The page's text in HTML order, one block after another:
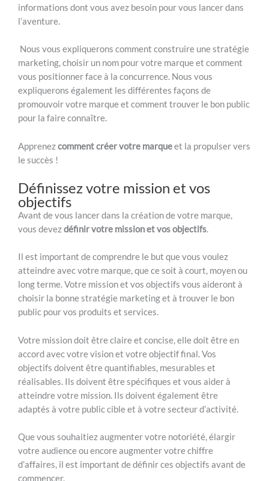
informations dont vous avez besoin pour vous lancer dans
l’aventure.
Nous vous expliquerons comment construire une stratégie
marketing, choisir un nom pour votre marque et comment
vous positionner face à la concurrence. Nous vous
expliquerons également les différentes façons de
promouvoir votre marque et comment trouver le bon public
pour la faire connaître.
Apprenezcomment créer votre marqueet la propulser vers
le succès !
Définissez votre mission et vos
objectifs
Avant de vous lancer dans la création de votre marque,
vous devezdéfinir votre mission et vos objectifs.
Il est important de comprendre le but que vous voulez
atteindre avec votre marque, que ce soit à court, moyen ou
long terme. Votre mission et vos objectifs vous aideront à
choisir la bonne stratégie marketing et à trouver le bon
public pour vos produits et services.
Votre mission doit être claire et concise, elle doit être en
accord avec votre vision et votre objectif final. Vos
objectifs doivent être quantifiables, mesurables et
réalisables. Ils doivent être spécifiques et vous aider à
atteindre votre mission. Ils doivent également être
adaptés à votre public cible et à votre secteur d’activité.
Que vous souhaitiez augmenter votre notoriété, élargir
votre audience ou encore augmenter votre chiffre
d’affaires, il est important de définir ces objectifs avant de
commencer.